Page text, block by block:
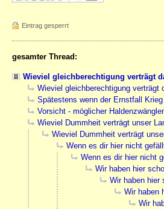
Eintrag gesperrt
gesamter Thread:
Wieviel gleichberechtigung verträgt
Wieviel gleichberechtigung verträgt
Spätestens wenn der Ernstfall
Vorsicht - möglicher
Wieviel Dummheit verträgt unser
Wieviel Dummheit verträgt
Wenn es dir hier nicht
Wenn es dir hier nicht
Wir haben hier
Wir haben hier
Wir haben
Wir